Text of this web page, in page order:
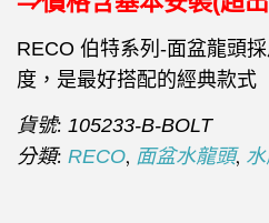
RECO 伯特系列-面盆龍頭
度，是最好搭配的經典款式
貨號: 105233-B-BOLT
分類: RECO, 面盆水龍頭,